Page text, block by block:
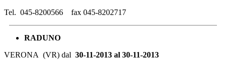
Tel. 045-8200566 fax 045-8202717
RADUNO
VERONA (VR) dal 30-11-2013 al 30-11-2013